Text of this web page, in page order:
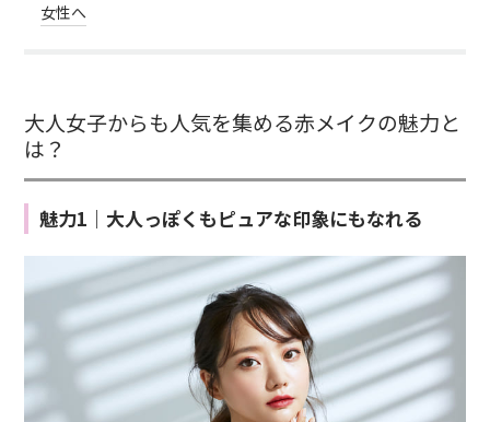
女性へ
大人女子からも人気を集める赤メイクの魅力と
は？
魅力1｜大人っぽくもピュアな印象にもなれる